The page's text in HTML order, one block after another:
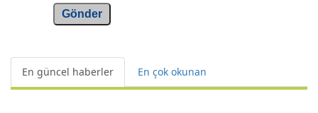
Gönder
En güncel haberler En çok okunan